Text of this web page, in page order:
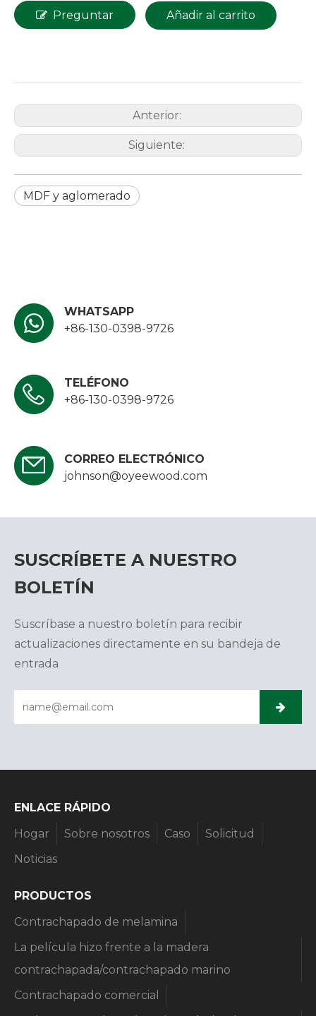
Preguntar Añadir al carrito
Anterior:
Siguiente:
MDF y aglomerado
WHATSAPP
+86-130-0398-9726
TELÉFONO
+86-130-0398-9726
CORREO ELECTRÓNICO
johnson@oyeewood.com
SUSCRÍBETE A NUESTRO
BOLETÍN
Suscríbase a nuestro boletín para recibir
actualizaciones directamente en su bandeja de
entrada
ENLACE RÁPIDO
Hogar
Sobre nosotros Caso
Solicitud
Noticias
PRODUCTOS
Contrachapado de melamina
La película hizo frente a la madera
contrachapada/contrachapado marino
Contrachapado comercial